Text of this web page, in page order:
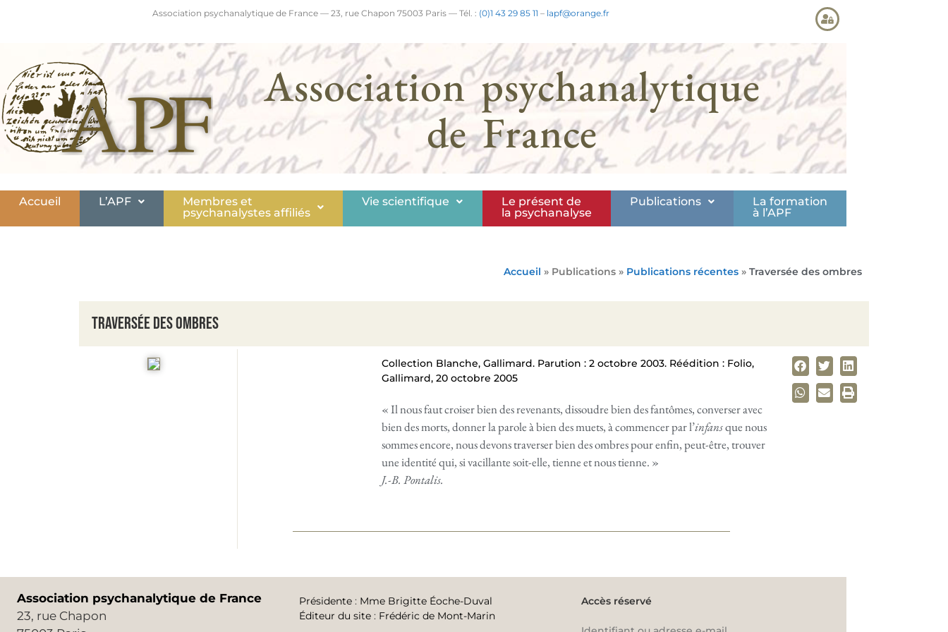
Association psychanalytique de France — 23, rue Chapon 75003 Paris — Tél. : (0)1 43 29 85 11 – lapf@orange.fr
Association psychanalytique
de France
Accueil L’APF
Membres et
psychanalystes affiliés
Vie scientifique
Le présent de
la psychanalyse
Publications
La formation
à l’APF
Accueil » Publications » Publications récentes » Traversée des ombres
Traversée des ombres
Collection Blanche, Gallimard. Parution : 2 octobre 2003. Réédition : Folio,
Gallimard, 20 octobre 2005
« Il nous faut croiser bien des revenants, dissoudre bien des fantômes, converser avec
bien des morts, donner la parole à bien des muets, à commencer par l’infansque nous
sommes encore, nous devons traverser bien des ombres pour enfin, peut-être, trouver
une identité qui, si vacillante soit-elle, tienne et nous tienne. »
J.-B. Pontalis.
Association psychanalytique de France
23, rue Chapon
Présidente: Mme Brigitte Éoche-Duval
Éditeur du site: Frédéric de Mont-Marin
Accès réservé